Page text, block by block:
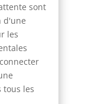
sont
d'une
les
tous les